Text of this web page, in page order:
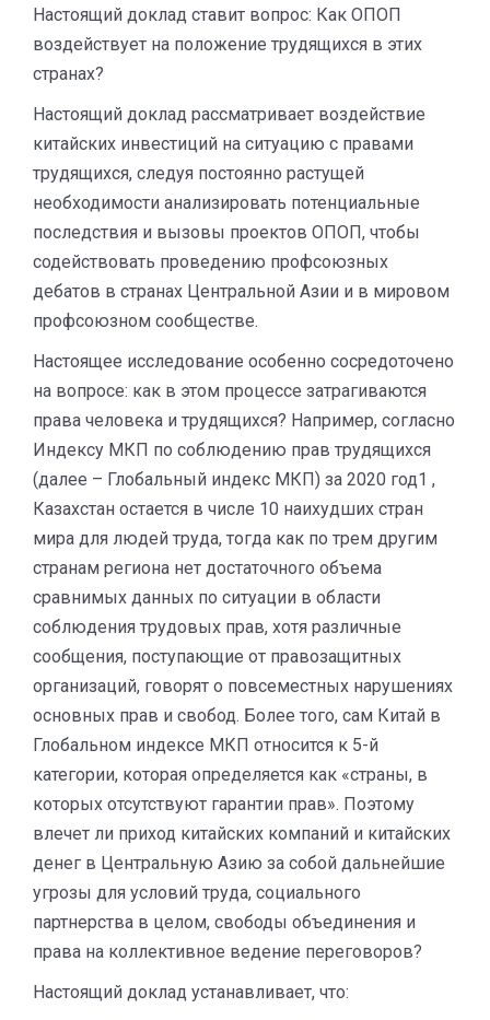
Настоящий доклад ставит вопрос: Как ОПОП
воздействует на положение трудящихся в этих
странах?
Настоящий доклад рассматривает воздействие
китайских инвестиций на ситуацию с правами
трудящихся, следуя постоянно растущей
необходимости анализировать потенциальные
последствия и вызовы проектов ОПОП, чтобы
содействовать проведению профсоюзных
дебатов в странах Центральной Азии и в мировом
профсоюзном сообществе.
Настоящее исследование особенно сосредоточено
на вопросе: как в этом процессе затрагиваются
права человека и трудящихся? Например, согласно
Индексу МКП по соблюдению прав трудящихся
(далее – Глобальный индекс МКП) за 2020 год1 ,
Казахстан остается в числе 10 наихудших стран
мира для людей труда, тогда как по трем другим
странам региона нет достаточного объема
сравнимых данных по ситуации в области
соблюдения трудовых прав, хотя различные
сообщения, поступающие от правозащитных
организаций, говорят о повсеместных нарушениях
основных прав и свобод. Более того, сам Китай в
Глобальном индексе МКП относится к 5-й
категории, которая определяется как «страны, в
которых отсутствуют гарантии прав». Поэтому
влечет ли приход китайских компаний и китайских
денег в Центральную Азию за собой дальнейшие
угрозы для условий труда, социального
партнерства в целом, свободы объединения и
права на коллективное ведение переговоров?
Настоящий доклад устанавливает, что: